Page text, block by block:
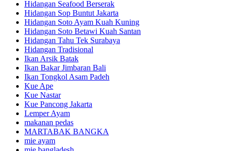
Hidangan Seafood Berserak
Hidangan Sop Buntut Jakarta
Hidangan Soto Ayam Kuah Kuning
Hidangan Soto Betawi Kuah Santan
Hidangan Tahu Tek Surabaya
Hidangan Tradisional
Ikan Arsik Batak
Ikan Bakar Jimbaran Bali
Ikan Tongkol Asam Padeh
Kue Ape
Kue Nastar
Kue Pancong Jakarta
Lemper Ayam
makanan pedas
MARTABAK BANGKA
mie ayam